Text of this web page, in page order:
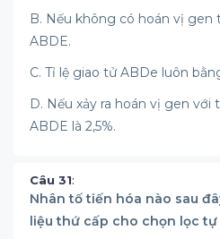
B. Nếu không có hoán vị
ABDE.
C. Tỉ lệ giao tử ABDe luôn
D. Nếu xảy ra hoán vị gen
ABDE là 2,5%.
Câu 31:
Nhân tố tiến hóa nào sau
liệu thứ cấp cho chọn lọc tự